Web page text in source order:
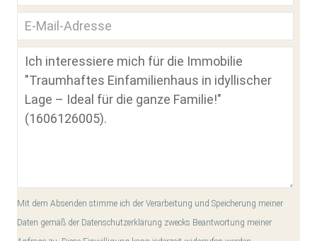
Mit dem Absenden stimme ich der Verarbeitung und Speicherung meiner
Daten gemäß der Datenschutzerklärung zwecks Beantwortung meiner